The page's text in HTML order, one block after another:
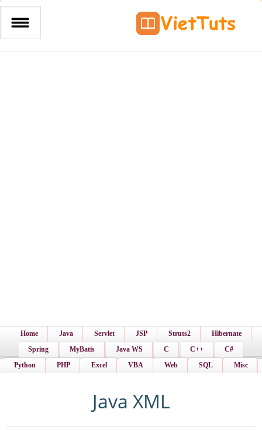
Home Java Servlet JSP Struts2
Hibernate
Spring
MyBatis Java WS C C++
C#
Python
PHP Excel VBA Web SQL Misc
Java XML